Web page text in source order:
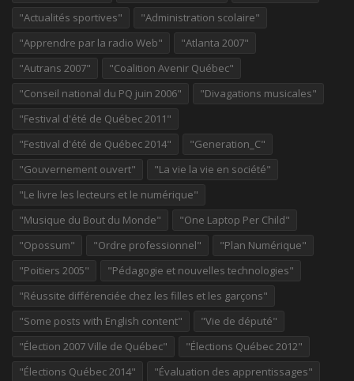
"Actualités sportives"
"Administration scolaire"
"Apprendre par la radio Web"
"Atlanta 2007"
"Autrans 2007"
"Coalition Avenir Québec"
"Conseil national du PQ juin 2006"
"Divagations musicales"
"Festival d'été de Québec 2011"
"Festival d'été de Québec 2014"
"Generation_C"
"Gouvernement ouvert"
"La vie la vie en société"
"Le livre les lecteurs et le numérique"
"Musique du Bout du Monde"
"One Laptop Per Child"
"Opossum"
"Ordre professionnel"
"Plan Numérique"
"Poitiers 2005"
"Pédagogie et nouvelles technologies"
"Réussite différenciée chez les filles et les garçons"
"Some posts with English content"
"Vie de député"
"Élection 2007 Ville de Québec"
"Élections Québec 2012"
"Élections Québec 2014"
"Évaluation des apprentissages"